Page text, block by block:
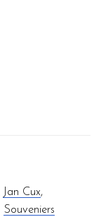
Jan Cux,
Souveniers